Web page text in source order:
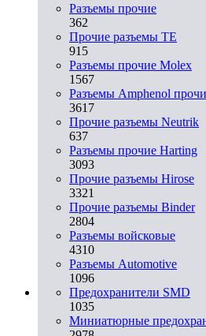
Разъeмы прочие
362
Прочие разъемы TE
915
Разъемы прочие Molex
1567
Разъемы Amphenol
3617
Прочие разъемы Neutrik
637
Разъемы прочие Harting
3093
Прочие разъемы Hirose
3321
Прочие разъемы Binder
2804
Разъемы войсковые
4310
Разъeмы Automotive
1096
Предохранители SMD
1035
Миниатюрные